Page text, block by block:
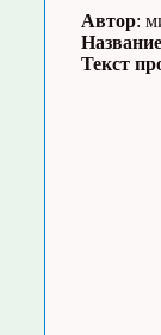
Автор:
Текст